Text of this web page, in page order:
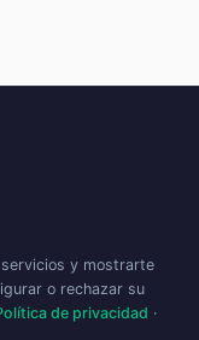
y mostrarte
o rechazar su
de privacidad ·